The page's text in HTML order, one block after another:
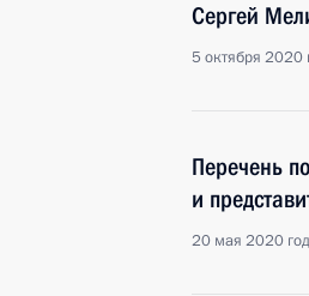
Сергей
5 октября 2020
Перечень
и
20 мая 2020